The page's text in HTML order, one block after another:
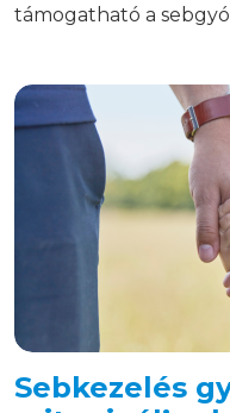
támogatható a
mindennapokat.
Sebkezelés